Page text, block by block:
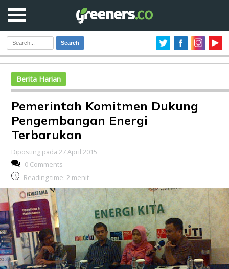
Search
Berita Harian
Pemerintah Komitmen Dukung
Pengembangan Energi
Terbarukan
Diposting pada 27 April 2015
0 Comments
Reading time: 2 menit